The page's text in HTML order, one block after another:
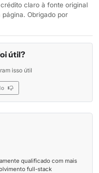
claro à fonte original
Obrigado por
útil?
isso útil
qualificado com mais
full-stack